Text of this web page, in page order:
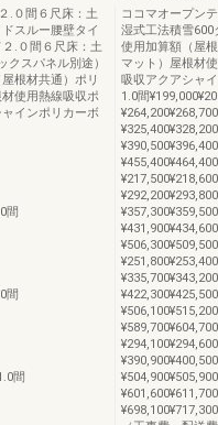
.０間６尺床：土
スルー腰壁タイ
.０間６尺床：土
スパネル別途）
根材共通）ポリ
使用熱線吸収ポ
インポリカーボ
間
間
間
ココマオープン
湿式工法積雪600
使用加算額（屋
マット）屋根材
吸収アクアシャ
1.0間